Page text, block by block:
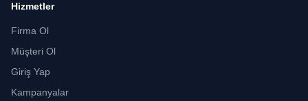
Hizmetler
Firma Ol
Müşteri Ol
Giriş Yap
Kampanyalar